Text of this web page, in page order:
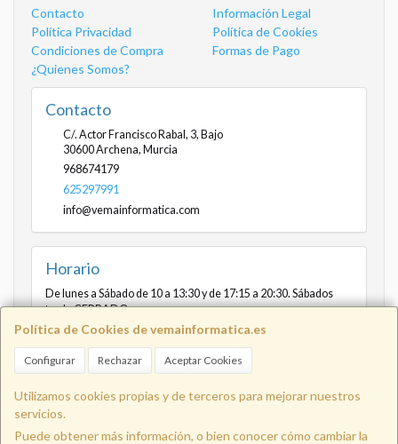
Política de Cookies de vemainformatica.es
Configurar Rechazar Aceptar Cookies
Utilizamos cookies propias y de terceros para mejorar nuestros
servicios.
Puede obtener más información, o bien conocer cómo cambiar la
Contacto
Información Legal
Política Privacidad
Política de Cookies
Condiciones de Compra
Formas de Pago
¿Quienes Somos?
Contacto
C/. Actor Francisco Rabal, 3, Bajo
30600Archena, Murcia
968674179
625297991
info@vemainformatica.com
Horario
De lunes a Sábado de 10 a 13:30 y de 17:15 a 20:30. Sábados
tarde CERRADO
Info@vemainformatica.com 625